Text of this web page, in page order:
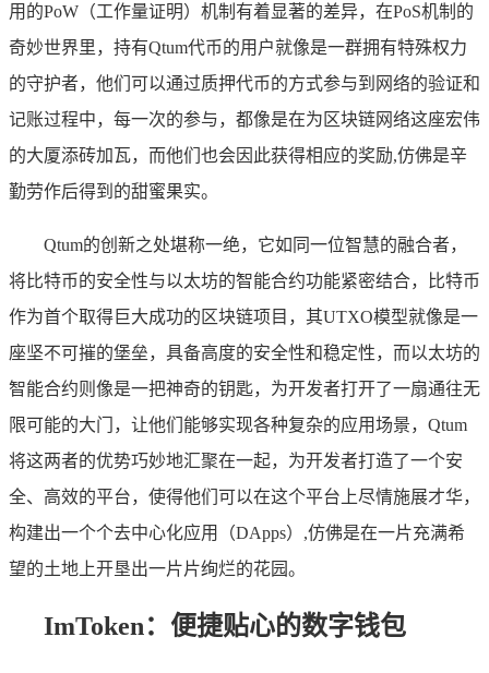
用的PoW（工作量证明）机制有着显著的差异，在PoS机制的
奇妙世界里，持有Qtum代币的用户就像是一群拥有特殊权力
的守护者，他们可以通过质押代币的方式参与到网络的验证和
记账过程中，每一次的参与，都像是在为区块链网络这座宏伟
的大厦添砖加瓦，而他们也会因此获得相应的奖励,仿佛是辛
勤劳作后得到的甜蜜果实。
Qtum的创新之处堪称一绝，它如同一位智慧的融合者，
将比特币的安全性与以太坊的智能合约功能紧密结合，比特币
作为首个取得巨大成功的区块链项目，其UTXO模型就像是一
座坚不可摧的堡垒，具备高度的安全性和稳定性，而以太坊的
智能合约则像是一把神奇的钥匙，为开发者打开了一扇通往无
限可能的大门，让他们能够实现各种复杂的应用场景，Qtum
将这两者的优势巧妙地汇聚在一起，为开发者打造了一个安
全、高效的平台，使得他们可以在这个平台上尽情施展才华，
构建出一个个去中心化应用（DApps）,仿佛是在一片充满希
望的土地上开垦出一片片绚烂的花园。
ImToken：便捷贴心的数字钱包